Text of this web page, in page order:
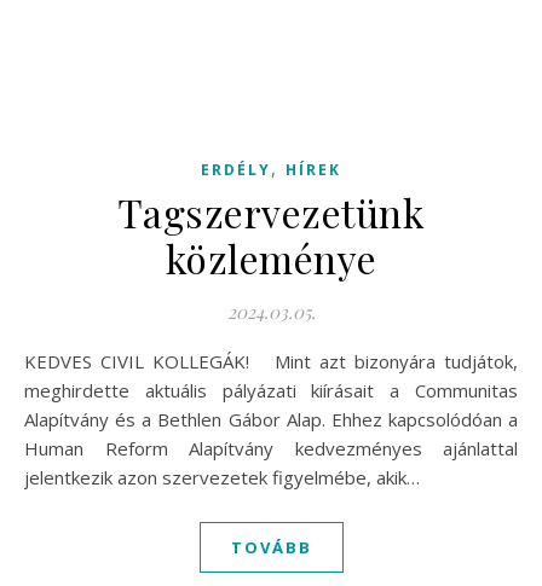
ERDÉLY, HÍREK
Tagszervezetünk
közleménye
2024.03.05.
KEDVES CIVIL KOLLEGÁK! Mint azt bizonyára tudjátok,
meghirdette aktuális pályázati kiírásait a Communitas
Alapítvány és a Bethlen Gábor Alap. Ehhez kapcsolódóan a
Human Reform Alapítvány kedvezményes ajánlattal
jelentkezik azon szervezetek figyelmébe, akik…
TOVÁBB